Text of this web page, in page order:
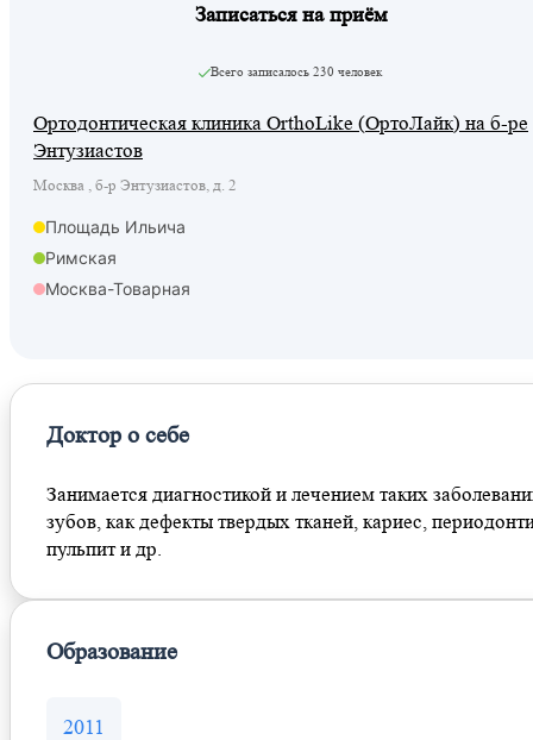
Записаться на приём
Всего записалось 230 человек
Ортодонтическая клиника OrthoLike (ОртоЛайк) на б-ре
Энтузиастов
Москва , б-р Энтузиастов, д. 2
Площадь Ильича
Римская
Москва-Товарная
Доктор о себе
Занимается диагностикой и лечением таких
зубов, как дефекты твердых тканей, кариес,
пульпит и др.
Образование
2011